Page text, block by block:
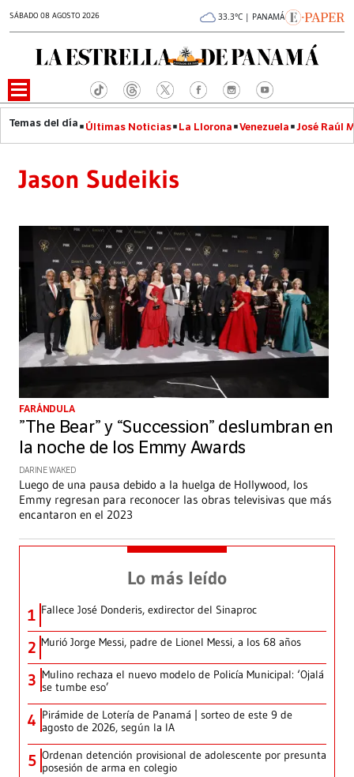
SÁBADO 08 AGOSTO 2026 33.3°C | PANAMÁ
Últimas Noticias La Llorona Venezuela José Raúl
Jason Sudeikis
FARÁNDULA
”The Bear” y “Succession” deslumbran en
la noche de los Emmy Awards
DARINE WAKED
Luego de una pausa debido a la huelga de Hollywood, los
Emmy regresan para reconocer las obras televisivas que más
encantaron en el 2023
Lo más leído
1 Fallece José Donderis, exdirector del Sinaproc
2 Murió Jorge Messi, padre de Lionel Messi, a los 68 años
3 Mulino rechaza el nuevo modelo de Policía Municipal: ‘Ojalá
se tumbe eso’
4 Pirámide de Lotería de Panamá | sorteo de este 9 de
agosto de 2026, según la IA
5 Ordenan detención provisional de adolescente por presunta
posesión de arma en colegio